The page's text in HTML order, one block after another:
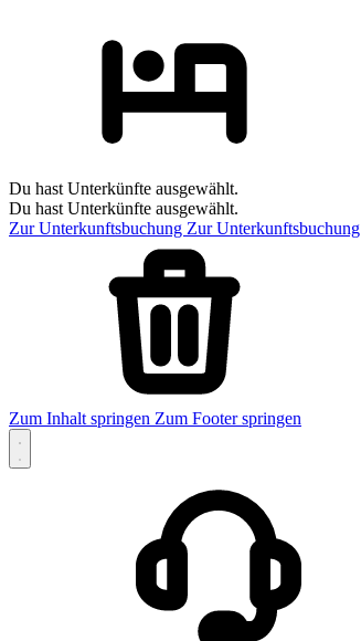
Du hast Unterkünfte ausgewählt.
Du hast Unterkünfte ausgewählt.
Zur Unterkunftsbuchung Zur Unterkunftsbuchung
Zum Inhalt springen Zum Footer springen